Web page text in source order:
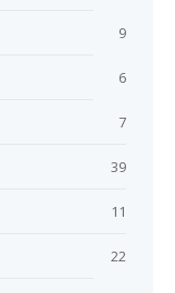
9
6
7
39
11
22